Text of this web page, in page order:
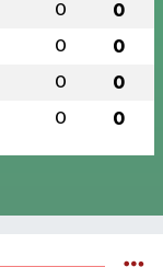
0 0
0 0
0 0
0 0